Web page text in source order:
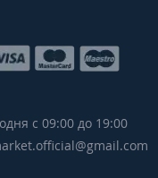
с 09:00 до 19:00